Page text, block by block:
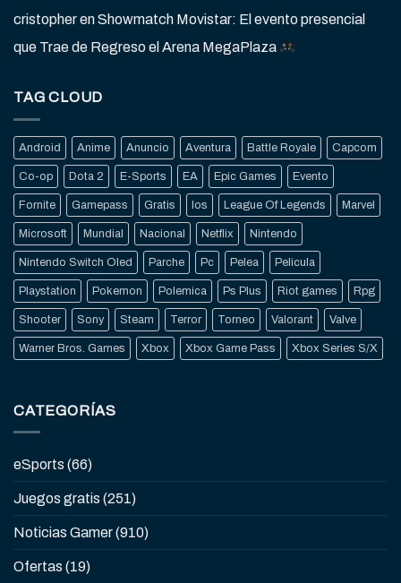
cristopherenShowmatch Movistar: El evento presencial
que Trae de Regreso el Arena MegaPlaza
TAG CLOUD
Android Anime Anuncio Aventura Battle Royale Capcom
Co-op Dota 2 E-Sports EA Epic Games Evento
Fornite Gamepass Gratis Ios League Of Legends Marvel
Microsoft Mundial Nacional Netflix Nintendo
Nintendo Switch Oled Parche Pc Pelea Pelicula
Playstation Pokemon Polemica Ps Plus Riot games Rpg
Shooter Sony Steam Terror Torneo Valorant Valve
Warner Bros. Games Xbox Xbox Game Pass Xbox Series S/X
CATEGORÍAS
eSports (66)
Juegos gratis (251)
Noticias Gamer(910)
Ofertas (19)